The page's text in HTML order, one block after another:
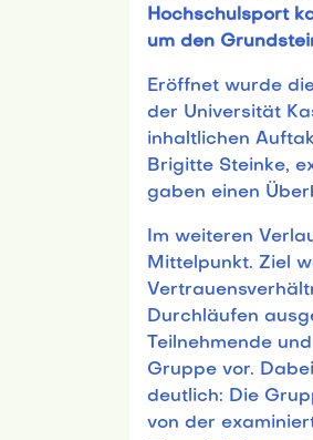
Hochschulsport
um den
Eröffnet wurde
der Universität
inhaltlichen
Brigitte Steinke,
gaben einen
Im weiteren
Mittelpunkt. Ziel
Durchläufen
Teilnehmende
Gruppe vor.
deutlich: Die
von der